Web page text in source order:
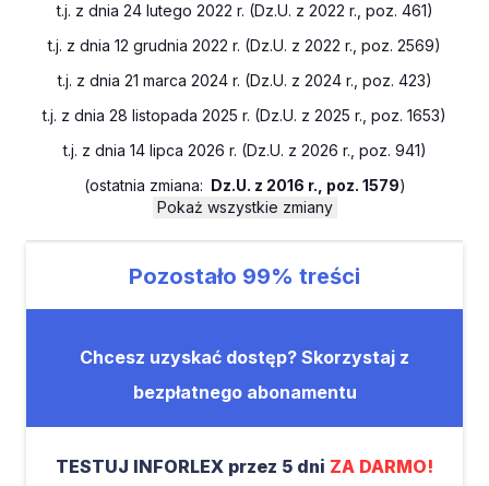
t.j. z dnia 24 lutego 2022 r. (Dz.U. z 2022 r., poz. 461)
t.j. z dnia 12 grudnia 2022 r. (Dz.U. z 2022 r., poz. 2569)
t.j. z dnia 21 marca 2024 r. (Dz.U. z 2024 r., poz. 423)
t.j. z dnia 28 listopada 2025 r. (Dz.U. z 2025 r., poz. 1653)
t.j. z dnia 14 lipca 2026 r. (Dz.U. z 2026 r., poz. 941)
(ostatnia zmiana: Dz.U. z 2016 r., poz. 1579)
Pokaż wszystkie zmiany
Pozostało 99% treści
Chcesz uzyskać dostęp? Skorzystaj z
bezpłatnego abonamentu
TESTUJ INFORLEX przez 5 dni ZA DARMO!